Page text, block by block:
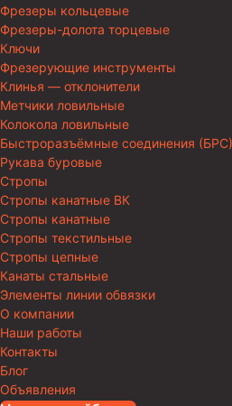
Фрезеры кольцевые
Фрезеры-долота торцевые
Ключи
Фрезерующие инструменты
Клинья — отклонители
Метчики ловильные
Колокола ловильные
Быстроразъёмные соединения (БРС)
Рукава буровые
Стропы
Стропы канатные ВК
Стропы канатные
Стропы текстильные
Стропы цепные
Канаты стальные
Элементы линии обвязки
О компании
Наши работы
Контакты
Блог
Объявления